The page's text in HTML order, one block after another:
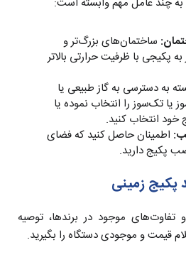
ساختمان‌های بزرگ‌تر و
پکیجی با ظرفیت حرارتی بالاتر
به دسترسی به گاز طبیعی یا
یا تک‌سوز را انتخاب نموده یا
انتخاب کنید.
اطمینان حاصل کنید که فضای
پکیج دارید.
پکیج زمینی
تفاوت‌های موجود در برندها، توصیه
قیمت و موجودی دستگاه را بگیرید.